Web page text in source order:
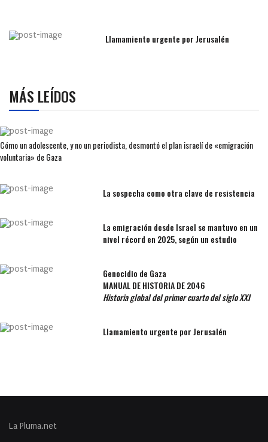
Llamamiento urgente por Jerusalén
MÁS LEÍDOS
Cómo un adolescente, y no un periodista, desmontó el plan israelí de «emigración
voluntaria» de Gaza
La sospecha como otra clave de resistencia
La emigración desde Israel se mantuvo en un
nivel récord en 2025, según un estudio
Genocidio de Gaza
MANUAL DE HISTORIA DE 2046
Historia global del primer cuarto del siglo XXI
Llamamiento urgente por Jerusalén
La Pluma.net